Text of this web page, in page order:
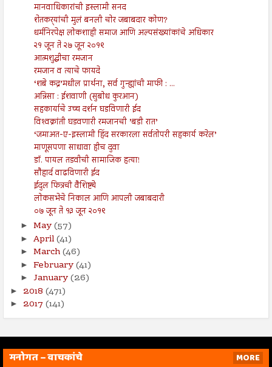
मानवाधिकारांची इस्लामी सनद
शेतकर्‍यांची मुलं बनली चोर जबाबदार कोण?
धर्मनिरपेक्ष लोकशाही समाज आणि अल्पसंख्यांकांचे अधिकार
२१ जून ते २७ जून २०१९
आत्मशुद्धीचा रमजान
रमजान व त्याचे फायदे
‘शबे कद्र’मधील प्रार्थना, सर्व गुन्ह्यांची माफी : ...
अन्निसा : ईशवाणी (सुबोध कुरआन)
सहकार्याचे उच्च दर्शन घडविणारी ईद
विश्‍वक्रांती घडवणारी रमजानची ’बडी रात’
‘जमाअत-ए-इस्लामी हिंद सरकारला सर्वतोपरी सहकार्य करेल’
माणूसपणा साधावा हीच दुवा
डॉ. पायल तडवीची सामाजिक हत्या!
सौहार्द वाढविणारी ईद
ईदुल फित्रची वैशिष्ट्ये
लोकसभेचे निकाल आणि आपली जबाबदारी
०७ जून ते १३ जून २०१९
► May(57)
► April(41)
► March(46)
► February(41)
► January(26)
► 2018 (471)
► 2017 (141)
मनोगत – वाचकांचे MORE